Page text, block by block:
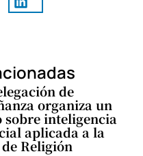
de
organiza un
sobre inteligencia
aplicada a la
Religión